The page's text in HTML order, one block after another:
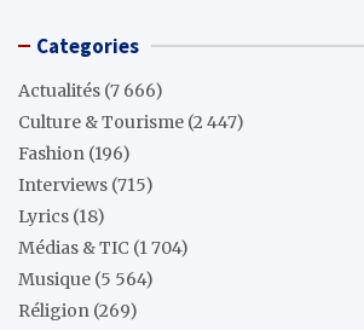
Categories
Actualités (7 666)
Culture & Tourisme (2 447)
Fashion (196)
Interviews (715)
Lyrics (18)
Médias & TIC (1 704)
Musique (5 564)
Réligion (269)